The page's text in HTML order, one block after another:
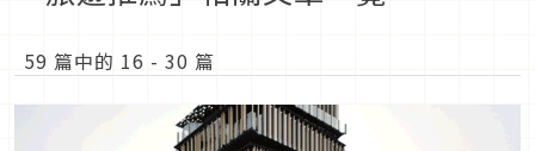
59 篇中的 16 - 30 篇